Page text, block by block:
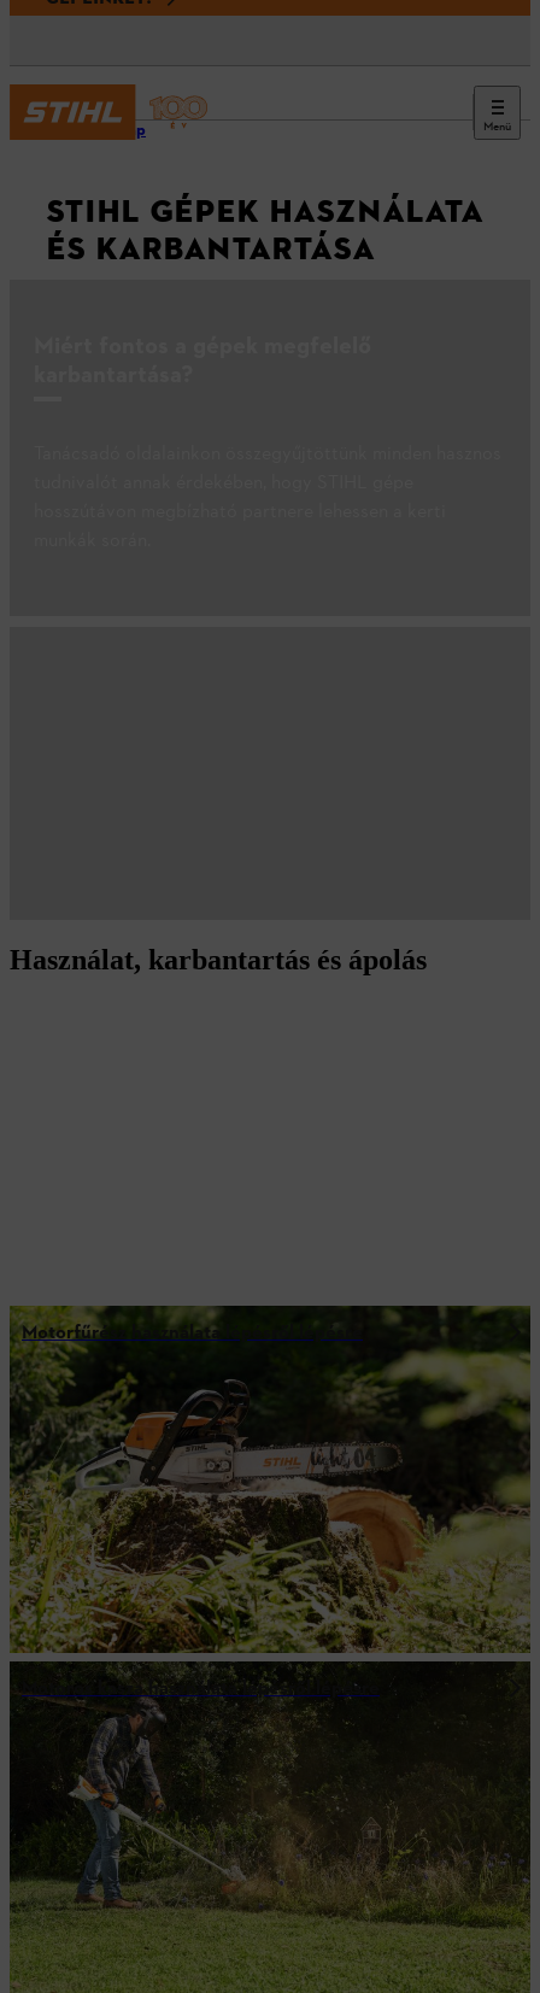
Menü
Kezdőlap
STIHL GÉPEK HASZNÁLATA
ÉS KARBANTARTÁSA
Használat, karbantartás és ápolás
Motorfűrész használata lépésről lépésre
Motoros kasza használata lépésről lépésre